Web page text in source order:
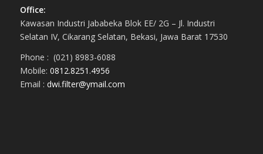
Office:
Kawasan Industri Jababeka Blok EE/ 2G – Jl. Industri
Selatan IV, Cikarang Selatan, Bekasi, Jawa Barat 17530
Phone : (021) 8983-6088
Mobile: 0812.8251.4956
Email : dwi.filter@ymail.com